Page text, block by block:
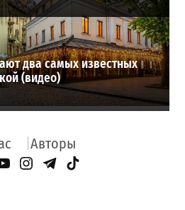
два самых известных
(видео)
Авторы
Page
YouTube
Instagram
Telegram
TikTok